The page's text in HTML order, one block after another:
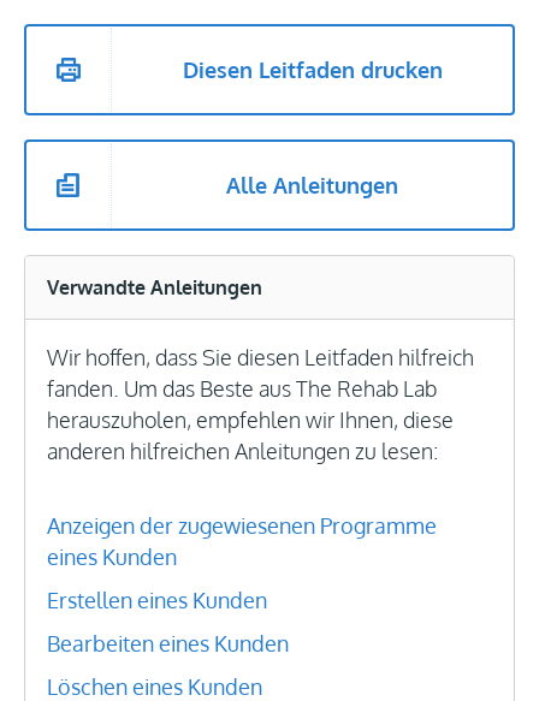
Diesen Leitfaden drucken
Alle Anleitungen
Verwandte Anleitungen
Wir hoffen, dass Sie diesen Leitfaden hilfreich
fanden. Um das Beste aus The Rehab Lab
herauszuholen, empfehlen wir Ihnen, diese
anderen hilfreichen Anleitungen zu lesen:
Anzeigen der zugewiesenen Programme
eines Kunden
Erstellen eines Kunden
Bearbeiten eines Kunden
Löschen eines Kunden